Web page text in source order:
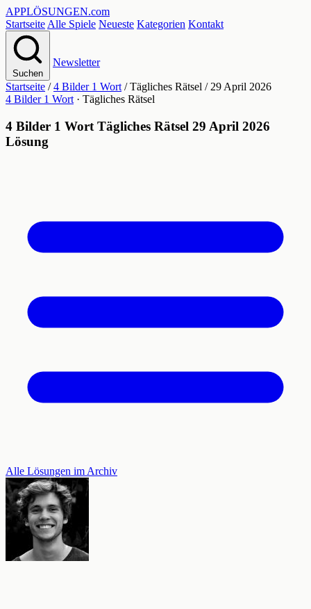
APPLÖSUNGEN.com
Startseite Alle Spiele Neueste Kategorien Kontakt
Suchen
Newsletter
Startseite / 4 Bilder 1 Wort / Tägliches Rätsel / 29 April 2026
4 Bilder 1 Wort · Tägliches Rätsel
4 Bilder 1 Wort Tägliches Rätsel 29 April 2026
Lösung
Alle Lösungen im Archiv